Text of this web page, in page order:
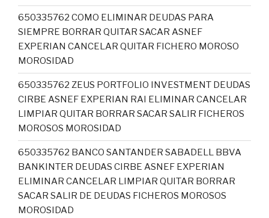
650335762 COMO ELIMINAR DEUDAS PARA
SIEMPRE BORRAR QUITAR SACAR ASNEF
EXPERIAN CANCELAR QUITAR FICHERO MOROSO
MOROSIDAD
650335762 ZEUS PORTFOLIO INVESTMENT DEUDAS
CIRBE ASNEF EXPERIAN RAI ELIMINAR CANCELAR
LIMPIAR QUITAR BORRAR SACAR SALIR FICHEROS
MOROSOS MOROSIDAD
650335762 BANCO SANTANDER SABADELL BBVA
BANKINTER DEUDAS CIRBE ASNEF EXPERIAN
ELIMINAR CANCELAR LIMPIAR QUITAR BORRAR
SACAR SALIR DE DEUDAS FICHEROS MOROSOS
MOROSIDAD